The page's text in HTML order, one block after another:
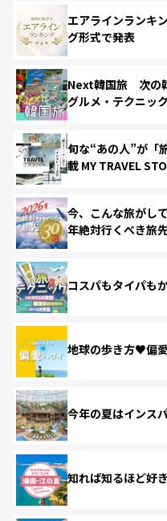
エアラインランキ
グ形式で発表
Next韓国旅 次の
グルメ・テクニック
旬な“あの人”が「
載 MY TRAVEL
今、こんな旅がし
年絶対行くべき旅
コスパもタイパも
地球の歩き方♥偏
今年の夏はインス
知れば知るほど好